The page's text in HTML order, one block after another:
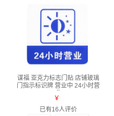
谋福 亚克力标志门贴 店铺玻璃
门指示标识牌 营业中 24小时营
￥
已有16人评价